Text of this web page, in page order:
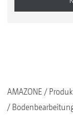
AMAZONE